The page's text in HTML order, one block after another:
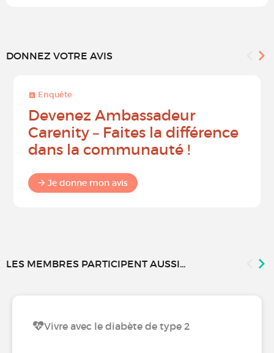
DONNEZ VOTRE AVIS
Enquête
Devenez Ambassadeur
Carenity – Faites la différence
dans la communauté !
Je donne mon avis
LES MEMBRES PARTICIPENT AUSSI...
Vivre avec le diabète de type 2